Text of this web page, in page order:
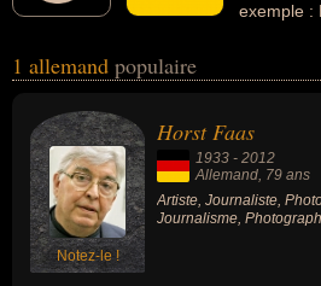
exemple :
dans les domaines de l'art, du
photographe.
1 allemand populaire
Notez-le !
Horst Faas
1933 - 2012
Allemand, 79 ans
Artiste, Journaliste,
Journalisme,